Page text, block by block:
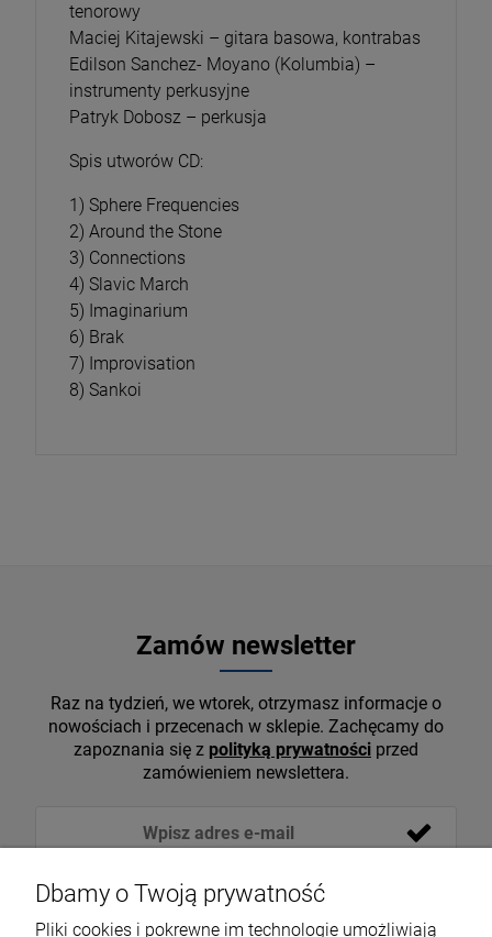
tenorowy
Maciej Kitajewski – gitara basowa, kontrabas
Edilson Sanchez- Moyano (Kolumbia) –
instrumenty perkusyjne
Patryk Dobosz – perkusja
Spis utworów CD:
1) Sphere Frequencies
2) Around the Stone
3) Connections
4) Slavic March
5) Imaginarium
6) Brak
7) Improvisation
8) Sankoi
Zamów newsletter
Raz na tydzień, we wtorek, otrzymasz informacje o
nowościach i przecenach w sklepie. Zachęcamy do
zapoznania się z polityką prywatności przed
zamówieniem newslettera.
Dbamy o Twoją prywatność
Pliki cookies i pokrewne im technologie umożliwiają